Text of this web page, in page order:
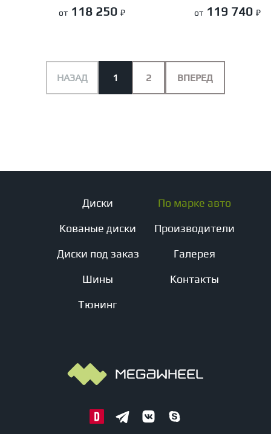
от 118 250 ₽ от 119 740 ₽
НАЗАД 1 2 ВПЕРЕД
Диски
Кованые диски
Диски под заказ
Шины
Тюнинг
По марке авто
Производители
Галерея
Контакты